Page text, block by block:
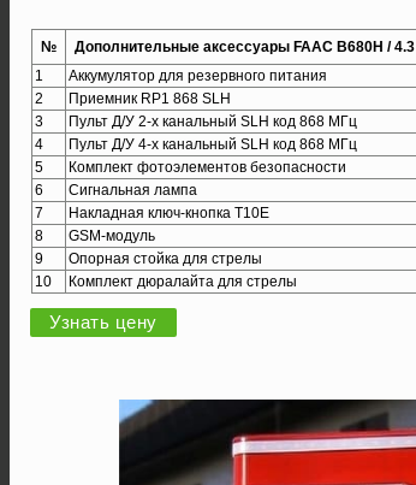
№
Дополнительные аксессуары FAAC B680H / 4.3
1
Аккумулятор для резервного питания
2
Приемник RP1 868 SLH
3
Пульт Д/У 2-х канальный SLH код 868 МГц
4
Пульт Д/У 4-х канальный SLH код 868 МГц
5
Комплект фотоэлементов безопасности
6
Сигнальная лампа
7
Накладная ключ-кнопка T10E
8
GSM-модуль
9
Опорная стойка для стрелы
10
Комплект дюралайта для стрелы
Узнать цену